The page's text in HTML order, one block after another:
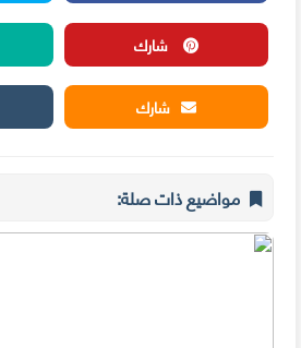
شارك
شارك
مواضيع ذات صلة: